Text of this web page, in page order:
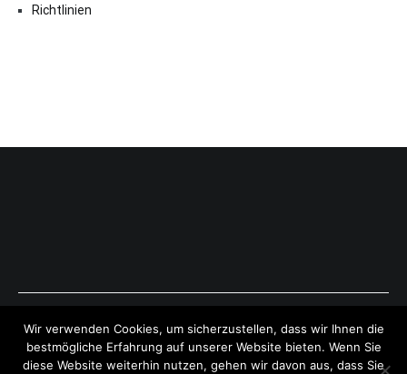
Richtlinien
Copyright © 2026ExpressAntworten.com . All rights reserved.
Theme:Cenote by ThemeGrill. Powered byWordPress .
Wir verwenden Cookies, um sicherzustellen, dass wir Ihnen die
bestmögliche Erfahrung auf unserer Website bieten. Wenn Sie
diese Website weiterhin nutzen, gehen wir davon aus, dass Sie